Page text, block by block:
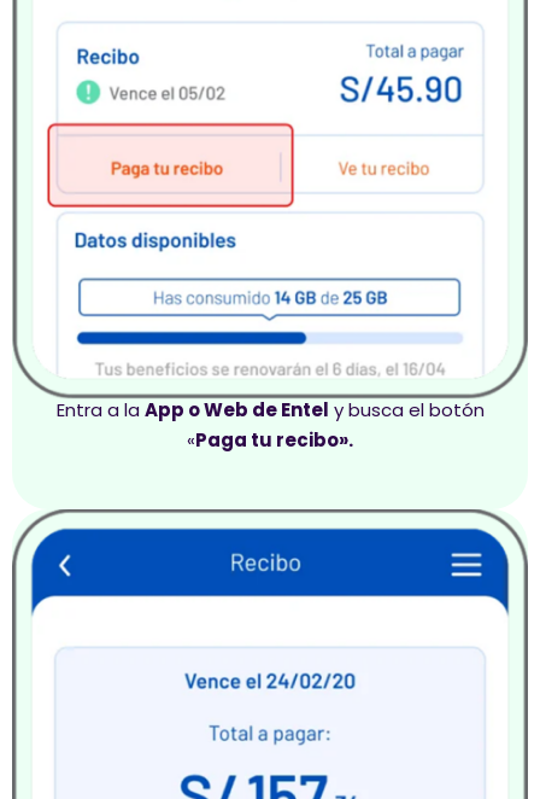
Entra a laApp o Web de Entel y busca el botón
«Paga tu recibo».